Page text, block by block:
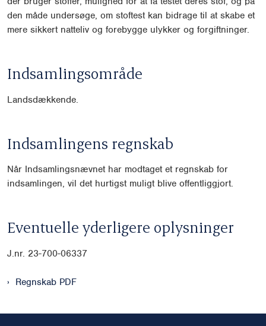
den måde undersøge, om stoftest kan bidrage til at skabe et
mere sikkert natteliv og forebygge ulykker og forgiftninger.
Indsamlingsområde
Landsdækkende.
Indsamlingens regnskab
Når Indsamlingsnævnet har modtaget et regnskab for
indsamlingen, vil det hurtigst muligt blive offentliggjort.
Eventuelle yderligere oplysninger
J.nr. 23-700-06337
Regnskab PDF